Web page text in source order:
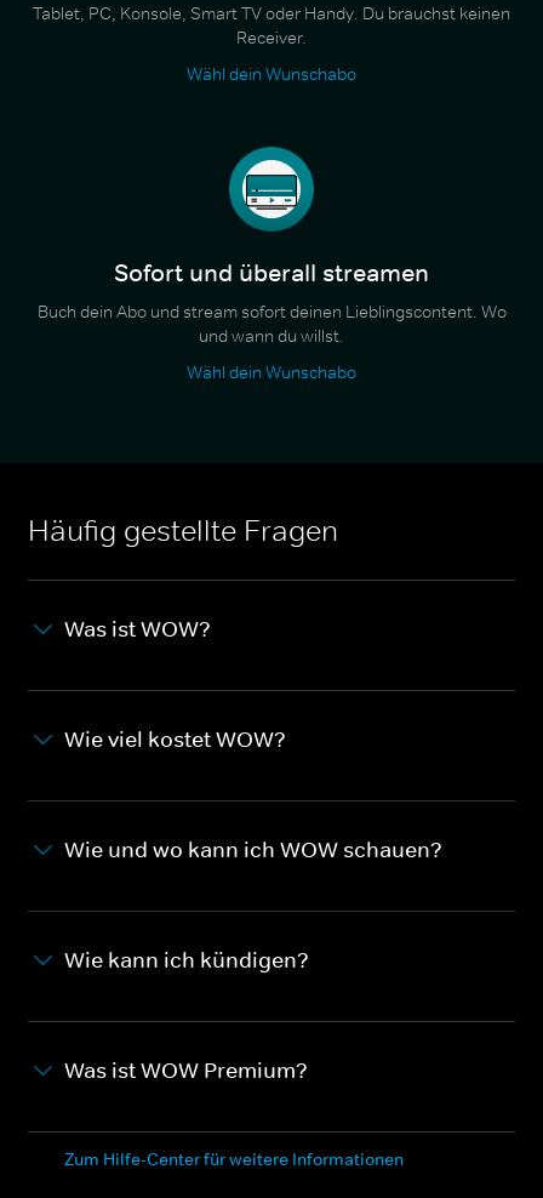
Tablet, PC, Konsole, Smart TV oder Handy. Du brauchst keinen
Receiver.
Wähl dein Wunschabo
Sofort und überall streamen
Buch dein Abo und stream sofort deinen Lieblingscontent. Wo
und wann du willst.
Wähl dein Wunschabo
Häufig gestellte Fragen
Was ist WOW?
Wie viel kostet WOW?
Wie und wo kann ich WOW schauen?
Wie kann ich kündigen?
Was ist WOW Premium?
Zum Hilfe-Center für weitere Informationen